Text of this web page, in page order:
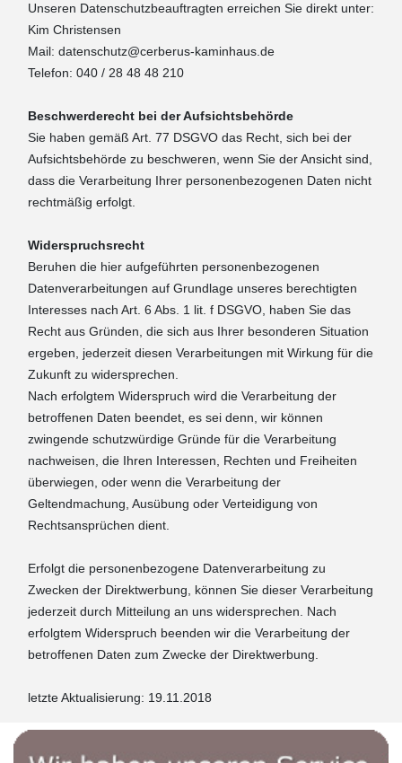
Unseren Datenschutzbeauftragten erreichen Sie direkt unter:
Kim Christensen
Mail: datenschutz@cerberus-kaminhaus.de
Telefon: 040 / 28 48 48 210
Beschwerderecht bei der Aufsichtsbehörde
Sie haben gemäß Art. 77 DSGVO das Recht, sich bei der
Aufsichtsbehörde zu beschweren, wenn Sie der Ansicht sind,
dass die Verarbeitung Ihrer personenbezogenen Daten nicht
rechtmäßig erfolgt.
Widerspruchsrecht
Beruhen die hier aufgeführten personenbezogenen
Datenverarbeitungen auf Grundlage unseres berechtigten
Interesses nach Art. 6 Abs. 1 lit. f DSGVO, haben Sie das
Recht aus Gründen, die sich aus Ihrer besonderen Situation
ergeben, jederzeit diesen Verarbeitungen mit Wirkung für die
Zukunft zu widersprechen.
Nach erfolgtem Widerspruch wird die Verarbeitung der
betroffenen Daten beendet, es sei denn, wir können
zwingende schutzwürdige Gründe für die Verarbeitung
nachweisen, die Ihren Interessen, Rechten und Freiheiten
überwiegen, oder wenn die Verarbeitung der
Geltendmachung, Ausübung oder Verteidigung von
Rechtsansprüchen dient.
Erfolgt die personenbezogene Datenverarbeitung zu
Zwecken der Direktwerbung, können Sie dieser Verarbeitung
jederzeit durch Mitteilung an uns widersprechen. Nach
erfolgtem Widerspruch beenden wir die Verarbeitung der
betroffenen Daten zum Zwecke der Direktwerbung.
letzte Aktualisierung: 19.11.2018